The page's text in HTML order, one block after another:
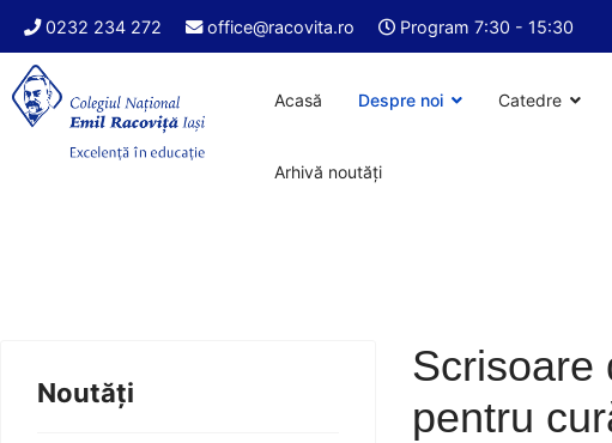
0232 234 272 office@racovita.ro Program 7:30 - 15:30
Acasă Despre noi Catedre
Arhivă noutăți
Noutăți
Scrisoare
pentru